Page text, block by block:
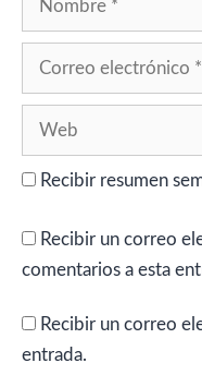
Recibir resumen
Recibir un correo
comentarios a esta
Recibir un correo
entrada.